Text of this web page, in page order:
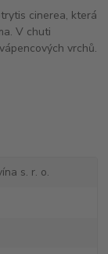
cinerea, která
V chuti
vrchů.
s. r. o.